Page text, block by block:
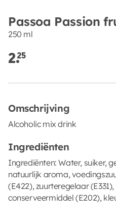
Passoa Passion
250 ml
2.25
Omschrijving
Alcoholic mix drink
Ingrediënten
Ingrediënten: Water, suiker,
natuurlijk aroma,
(E422), zuurteregelaar
conserveermiddel (E202),